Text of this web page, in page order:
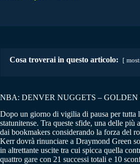
Cosa troverai in questo articolo:
NBA: DENVER NUGGETS – GOLDEN
Dopo un giorno di vigilia di pausa per tutta
statunitense. Tra queste sfide, una delle
dai bookmakers considerando la forza del
Kerr dovrà rinunciare a Draymond Green
in altrettante uscite tra cui spicca quella
quattro gare con 21 successi totali e 10